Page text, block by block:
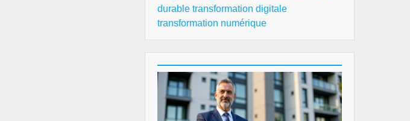
durable transformation digitale
transformation numérique